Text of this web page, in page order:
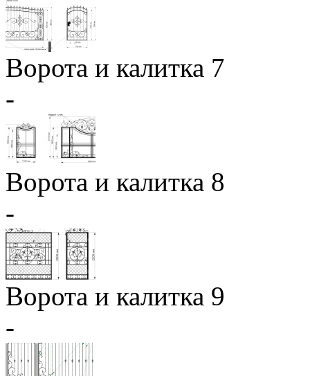
Ворота и калитка 7
-
Ворота и калитка 8
-
Ворота и калитка 9
-